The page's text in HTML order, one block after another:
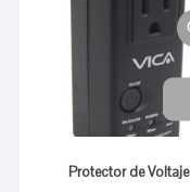
Protector de Voltaje